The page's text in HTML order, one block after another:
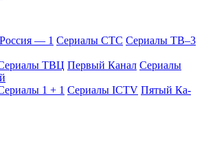
Рос­сия — 1 Се­риа­лы СТС Се­риа­лы ТВ–3
ТВЦ Пер­вый Ка­нал Се­риа­лы
1 + 1 Се­риа­лы ICTV Пя­тый Ка­